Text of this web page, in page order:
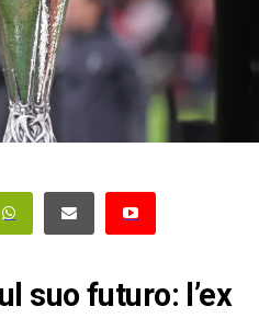
suo futuro: l’ex